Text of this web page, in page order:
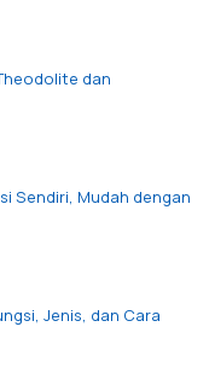
dan
Sendiri, Mudah dengan
Jenis, dan Cara